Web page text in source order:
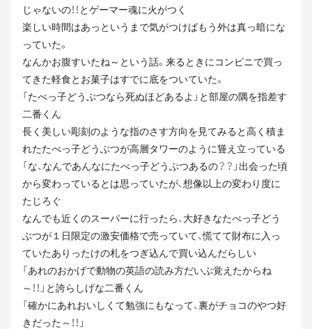
じゃないの！！とゲーマー魂に火がつく
楽しい時間はあっというまで気がつけばもう外は真っ暗にな
っていた。
なんかお腹すいたね～という話。来るときにコンビニで買っ
てきた軽食とお菓子はすでに底をついていた。
「たべっ子どうぶつなら死ぬほどあるよ」と部屋の隅を指差す
二番くん
長く美しい彫刻のような指のさす方向を見てみると高く積ま
れたたべっ子どうぶつが高層タワーのように聳え立っている
「な、なんであんなにたべっ子どうぶつあるの？？」出会った頃
から変わっているとは思っていたが、想像以上の変わり度に
たじろぐ
なんでも近くのスーパーに行ったら、大好きなたべっ子どう
ぶつが１日限定の激安価格で売っていて、慌てて財布に入っ
ていたありったけの札をつぎ込んで買い込んだらしい
「あれのおかげで動物の英語の読み方だいぶ覚えたからね
～！！」と誇らしげな二番くん
「確かにあれおいしくて勉強にもなって、裏がチョコのやつ好
きだった～！！」